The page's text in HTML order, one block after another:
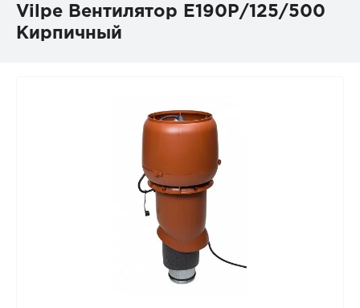
Vilpe Вентилятор Е190Р/125/500
Кирпичный